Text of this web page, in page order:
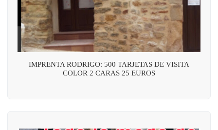
IMPRENTA RODRIGO: 500 TARJETAS DE VISITA
COLOR 2 CARAS 25 EUROS